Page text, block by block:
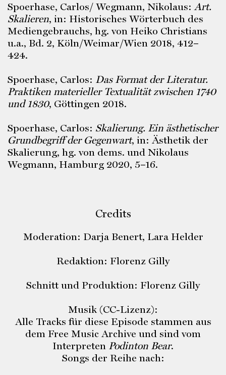
Spoerhase, Carlos/ Wegmann, Nikolaus:Art.
Skalieren, in: Historisches Wörterbuch des
Mediengebrauchs, hg. von Heiko Christians
u.a., Bd. 2, Köln/Weimar/Wien 2018, 412–
424.
Spoerhase, Carlos: Das Format der Literatur.
Praktiken materieller Textualität zwischen 1740
und 1830, Göttingen 2018.
Spoerhase, Carlos: Skalierung. Ein ästhetischer
Grundbegriff der Gegenwart, in: Ästhetik der
Skalierung, hg. von dems. und Nikolaus
Wegmann, Hamburg 2020, 5–16.
Credits
Moderation: Darja Benert, Lara Helder
Redaktion: Florenz Gilly
Schnitt und Produktion: Florenz Gilly
Musik (CC-Lizenz):
Alle Tracks für diese Episode stammen aus
dem Free Music Archive und sind vom
Interpreten Podinton Bear.
Songs der Reihe nach: